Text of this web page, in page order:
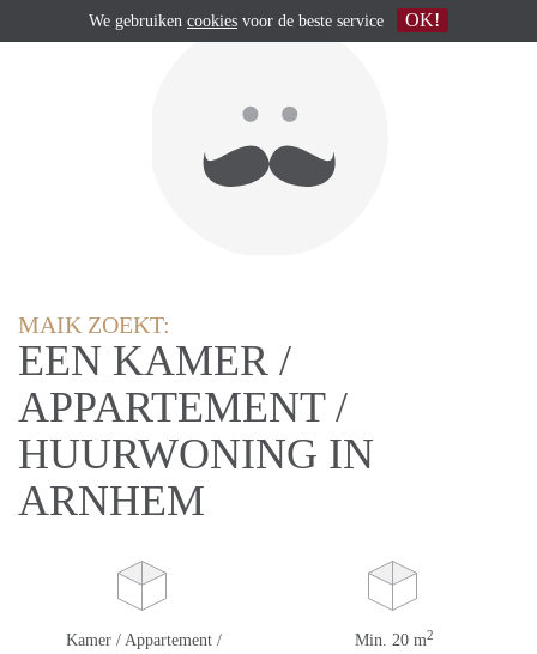
MAIK ZOEKT:
EEN KAMER /
APPARTEMENT /
HUURWONING IN
ARNHEM
Kamer / Appartement /
Min. 20 m2
We gebruiken cookies voor de beste service OK!